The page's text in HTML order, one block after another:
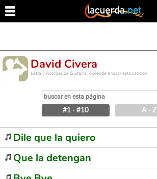
David Civera
Letra y Acordes de Guitarra. Aprende a tocar esta canción
#1 - #10 A - Z
Dile que la quiero
Que la detengan